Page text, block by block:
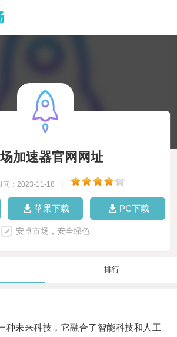
加速器官网网址
间：2023-11-18
苹果下载 PC下载
安卓市场，安全绿色
排行
未来科技，它融合了智能科技和人工